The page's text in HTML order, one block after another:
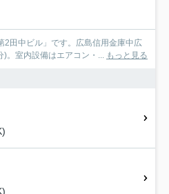
2田中ビル」です。広島信用金庫中広
。室内設備はエアコン・... もっと見る